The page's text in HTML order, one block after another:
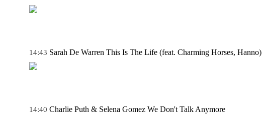
14:43 Sarah De Warren This Is The Life (feat. Charming Horses, Hanno)
14:40 Charlie Puth & Selena Gomez We Don't Talk Anymore